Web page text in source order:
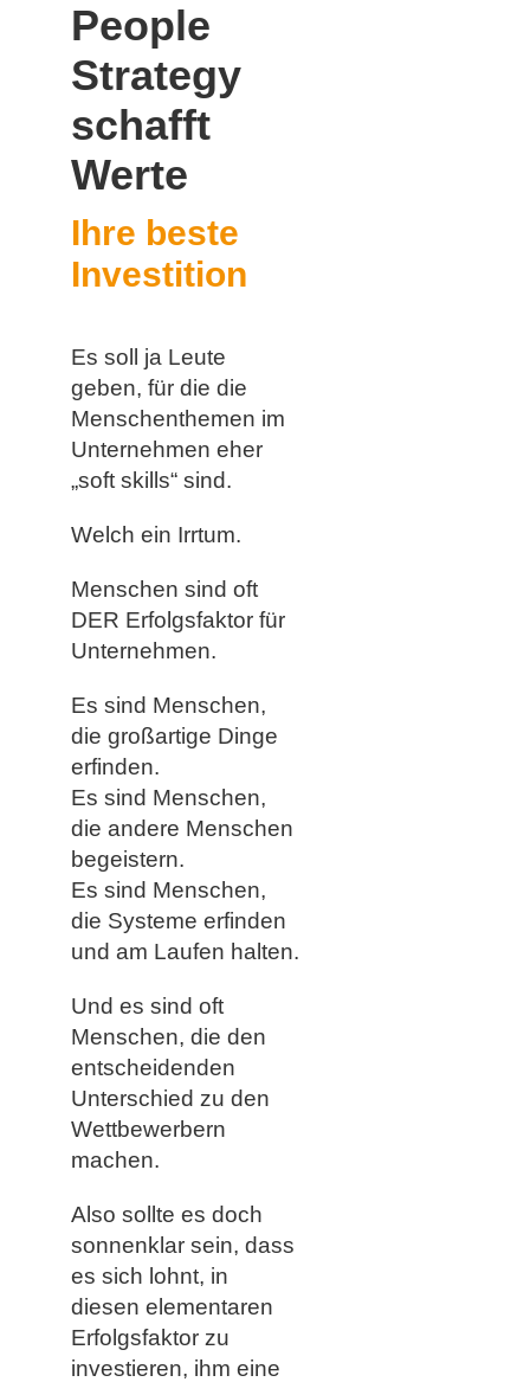
People
Strategy
schafft
Werte
Ihre beste
Investition
Es soll ja Leute
geben, für die die
Menschenthemen im
Unternehmen eher
„soft skills“ sind.
Welch ein Irrtum.
Menschen sind oft
DER Erfolgsfaktor für
Unternehmen.
Es sind Menschen,
die großartige Dinge
erfinden.
Es sind Menschen,
die andere Menschen
begeistern.
Es sind Menschen,
die Systeme erfinden
und am Laufen halten.
Und es sind oft
Menschen, die den
entscheidenden
Unterschied zu den
Wettbewerbern
machen.
Also sollte es doch
sonnenklar sein, dass
es sich lohnt, in
diesen elementaren
Erfolgsfaktor zu
investieren, ihm eine